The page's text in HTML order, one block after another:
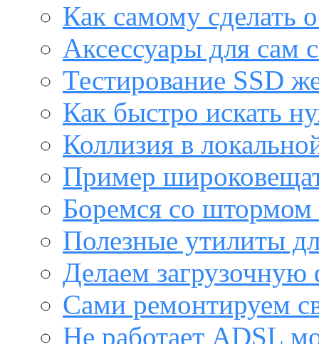
Как самому сделать
Аксессуары для сам
Тестирование SSD
Как быстро искать
Коллизия в
Пример
Боремся со штормом
Полезные утилиты
Делаем
Сами ремонтируем
Не работает ADSL